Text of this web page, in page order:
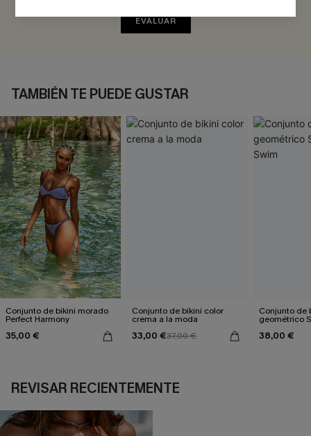
EVALUAR
TAMBIÉN TE PUEDE GUSTAR
Conjunto de bikini morado
Perfect Harmony
35,00 €
Conjunto de bikini color
crema a la moda
33,00 €37,00 €
Conjunto de
geométrico
38,00 €
REVISAR RECIENTEMENTE